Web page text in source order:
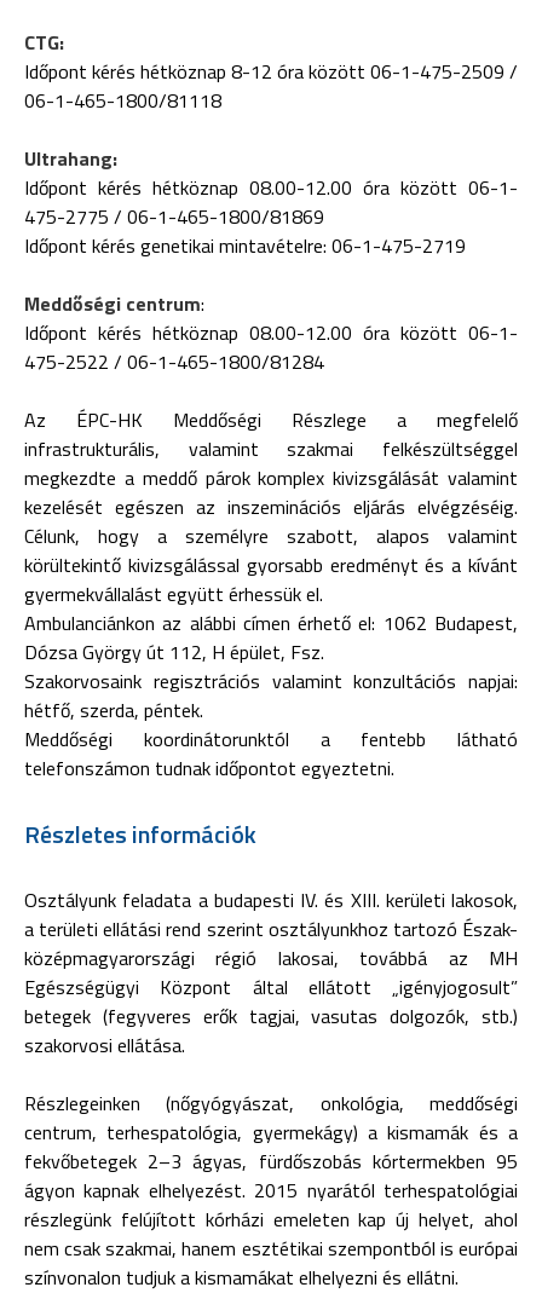
CTG:
Időpont kérés hétköznap 8-12 óra között 06-1-475-2509 /
06-1-465-1800/81118
Ultrahang:
Időpont kérés hétköznap 08.00-12.00 óra között 06-1-
475-2775 / 06-1-465-1800/81869
Időpont kérés genetikai mintavételre: 06-1-475-2719
Meddőségi centrum:
Időpont kérés hétköznap 08.00-12.00 óra között 06-1-
475-2522 / 06-1-465-1800/81284
Az ÉPC-HK Meddőségi Részlege a megfelelő
infrastrukturális, valamint szakmai felkészültséggel
megkezdte a meddő párok komplex kivizsgálását valamint
kezelését egészen az inszeminációs eljárás elvégzéséig.
Célunk, hogy a személyre szabott, alapos valamint
körültekintő kivizsgálással gyorsabb eredményt és a kívánt
gyermekvállalást együtt érhessük el.
Ambulanciánkon az alábbi címen érhető el: 1062 Budapest,
Dózsa György út 112, H épület, Fsz.
Szakorvosaink regisztrációs valamint konzultációs napjai:
hétfő, szerda, péntek.
Meddőségi koordinátorunktól a fentebb látható
telefonszámon tudnak időpontot egyeztetni.
Részletes információk
Osztályunk feladata a budapesti IV. és XIII. kerületi lakosok,
a területi ellátási rend szerint osztályunkhoz tartozó Észak-
középmagyarországi régió lakosai, továbbá az MH
Egészségügyi Központ által ellátott „igényjogosult”
betegek (fegyveres erők tagjai, vasutas dolgozók, stb.)
szakorvosi ellátása.
Részlegeinken (nőgyógyászat, onkológia, meddőségi
centrum, terhespatológia, gyermekágy) a kismamák és a
fekvőbetegek 2–3 ágyas, fürdőszobás kórtermekben 95
ágyon kapnak elhelyezést. 2015 nyarától terhespatológiai
részlegünk felújított kórházi emeleten kap új helyet, ahol
nem csak szakmai, hanem esztétikai szempontból is európai
színvonalon tudjuk a kismamákat elhelyezni és ellátni.